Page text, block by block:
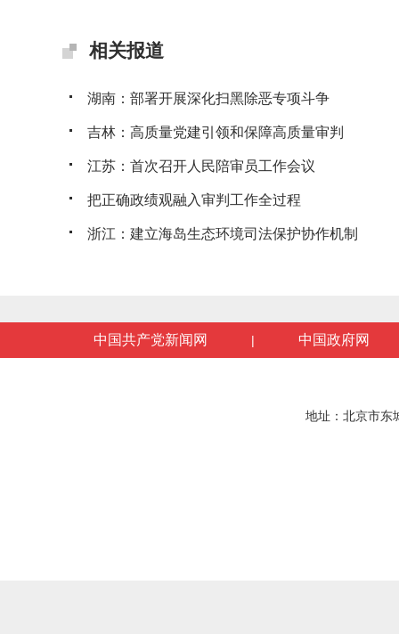
相关报道
湖南：部署开展深化扫黑除恶专项斗争
吉林：高质量党建引领和保障高质量审判
江苏：首次召开人民陪审员工作会议
把正确政绩观融入审判工作全过程
浙江：建立海岛生态环境司法保护协作机制
中国共产党新闻网 | 中国政府网
地址：北京市东